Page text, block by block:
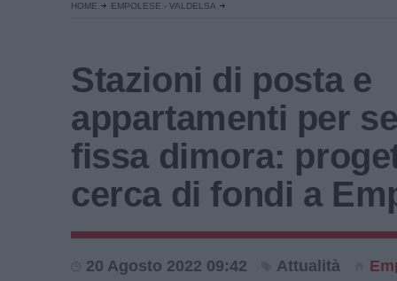
HOME EMPOLESE - VALDELSA
Stazioni di posta e
appartamenti per
fissa dimora:
cerca di fondi a
20 Agosto 2022 09:42 Attualità